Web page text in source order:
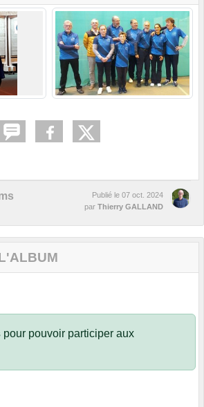
Publié le 07 oct. 2024
par Thierry GALLAND
pour pouvoir participer aux